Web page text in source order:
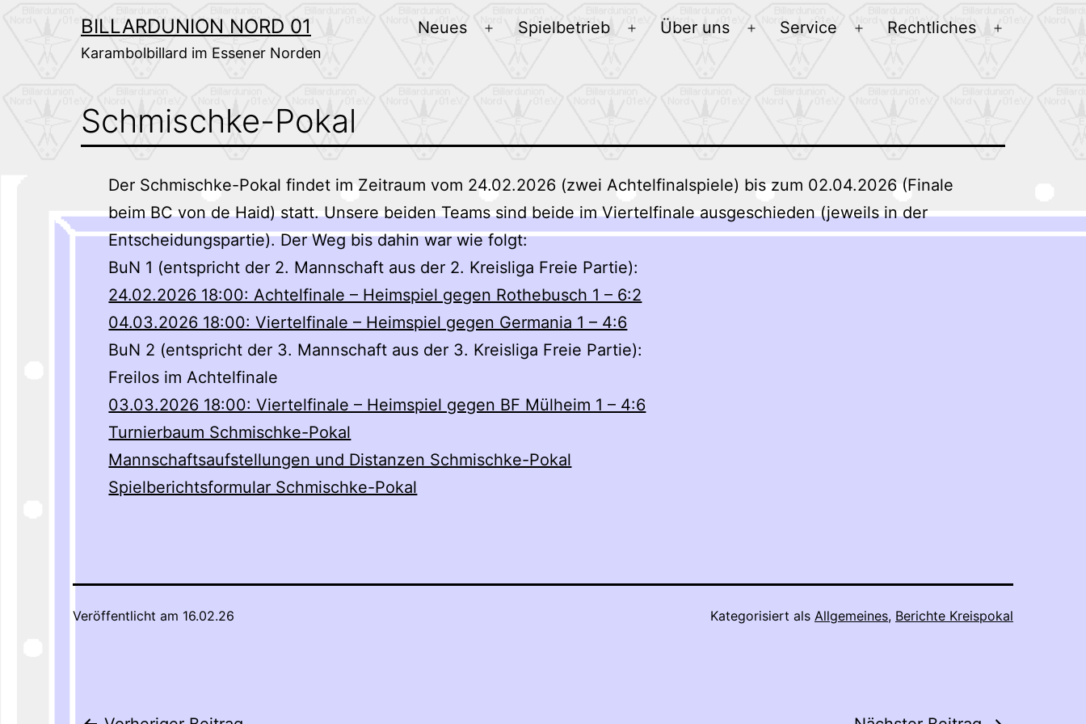
BILLARDUNION NORD 01
Karambolbillard im Essener Norden
Neues
Menü
Spielbetrieb
Menü
Über uns
Menü
Service
Menü
Rechtliches
Schmischke-Pokal
Der Schmischke-Pokal findet im Zeitraum vom 24.02.2026 (zwei Achtelfinalspiele) bis zum 02.04.2026 (Finale
beim BC von de Haid) statt. Unsere beiden Teams sind beide im Viertelfinale ausgeschieden (jeweils in der
Entscheidungspartie). Der Weg bis dahin war wie folgt:
BuN 1 (entspricht der 2. Mannschaft aus der 2. Kreisliga Freie Partie):
24.02.2026 18:00: Achtelfinale – Heimspiel gegen Rothebusch 1 – 6:2
04.03.2026 18:00: Viertelfinale – Heimspiel gegen Germania 1 – 4:6
BuN 2 (entspricht der 3. Mannschaft aus der 3. Kreisliga Freie Partie):
Freilos im Achtelfinale
03.03.2026 18:00: Viertelfinale – Heimspiel gegen BF Mülheim 1 – 4:6
Turnierbaum Schmischke-Pokal
Mannschaftsaufstellungen und Distanzen Schmischke-Pokal
Spielberichtsformular Schmischke-Pokal
Veröffentlicht am 16.02.26 Kategorisiert als Allgemeines, Berichte Kreispokal